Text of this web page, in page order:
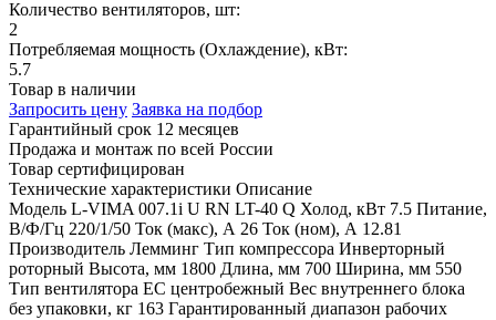
Количество вентиляторов, шт:
2
Потребляемая мощность (Охлаждение), кВт:
5.7
Товар в наличии
Запросить цену Заявка на подбор
Гарантийный срок 12 месяцев
Продажа и монтаж по всей России
Товар сертифицирован
Технические характеристики Описание
Модель L-VIMA 007.1i U RN LT-40 Q Холод, кВт 7.5 Питание,
В/Ф/Гц 220/1/50 Ток (макс), А 26 Ток (ном), А 12.81
Производитель Лемминг Тип компрессора Инверторный
роторный Высота, мм 1800 Длина, мм 700 Ширина, мм 550
Тип вентилятора EC центробежный Вес внутреннего блока
без упаковки, кг 163 Гарантированный диапазон рабочих